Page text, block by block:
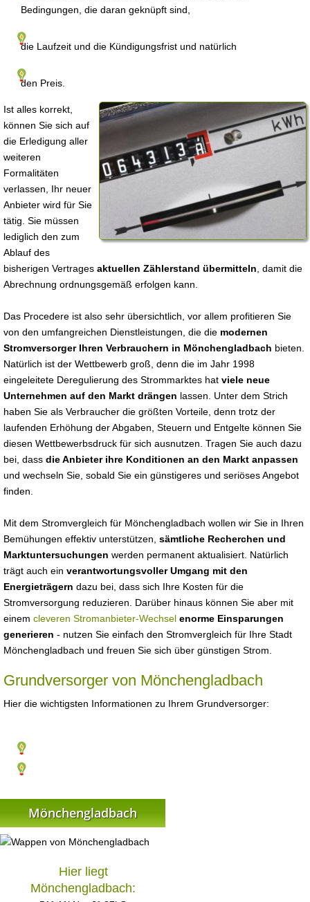
Bedingungen, die daran geknüpft sind,
die Laufzeit und die Kündigungsfrist und natürlich
den Preis.
Ist alles korrekt,
können Sie sich auf
die Erledigung aller
weiteren
Formalitäten
verlassen, Ihr neuer
Anbieter wird für Sie
tätig. Sie müssen
lediglich den zum
Ablauf des
bisherigen Vertrages aktuellen Zählerstand übermitteln , damit die
Abrechnung ordnungsgemäß erfolgen kann.
Das Procedere ist also sehr übersichtlich, vor allem profitieren Sie
von den umfangreichen Dienstleistungen, die die modernen
Stromversorger Ihren Verbrauchern in Mönchengladbach bieten.
Natürlich ist der Wettbewerb groß, denn die im Jahr 1998
eingeleitete Deregulierung des Strommarktes hat viele neue
Unternehmen auf den Markt drängen lassen. Unter dem Strich
haben Sie als Verbraucher die größten Vorteile, denn trotz der
laufenden Erhöhung der Abgaben, Steuern und Entgelte können Sie
diesen Wettbewerbsdruck für sich ausnutzen. Tragen Sie auch dazu
bei, dass die Anbieter ihre Konditionen an den Markt anpassen
und wechseln Sie, sobald Sie ein günstigeres und seriöses Angebot
finden.
Mit dem Stromvergleich für Mönchengladbach wollen wir Sie in Ihren
Bemühungen effektiv unterstützen, sämtliche Recherchen und
Marktuntersuchungen werden permanent aktualisiert. Natürlich
trägt auch ein verantwortungsvoller Umgang mit den
Energieträgern dazu bei, dass sich Ihre Kosten für die
Stromversorgung reduzieren. Darüber hinaus können Sie aber mit
einem cleveren Stromanbieter-Wechsel enorme Einsparungen
generieren - nutzen Sie einfach den Stromvergleich für Ihre Stadt
Mönchengladbach und freuen Sie sich über günstigen Strom.
Grundversorger von Mönchengladbach
Hier die wichtigsten Informationen zu Ihrem Grundversorger:
Mönchengladbach
Hier liegt
Mönchengladbach: